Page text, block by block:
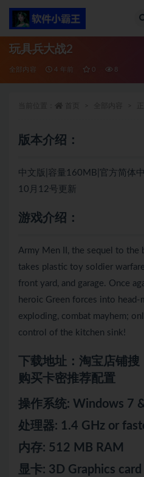
玩具兵大战2
全部内容 4 年前 0 8
版本介绍：
中文版|容量160MB|官方简体
10月12号更新
游戏介绍：
Army Men II, the sequel to
takes plastic toy soldier
front yard, and garage. Once
heroic Green forces into
exploding, combat mayhem;
control of the kitchen sink!
下载地址：淘宝店铺
购买卡密推荐配置
操作系统: Windows 7
处理器: 1.4 GHz or
内存: 512 MB RAM
显卡: 3D Graphics